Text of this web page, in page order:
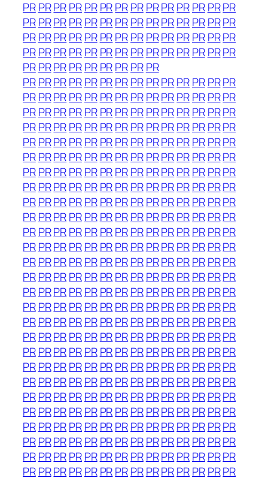
PRPRPRPRPR PRPRPRPRPRPRPR PRPR
PRPRPRPRPR PRPRPRPRPRPRPR PRPR
PRPRPRPRPR PRPRPRPRPRPRPR PRPR
PRPRPRPRPR PRPRPRPRPRPRPR PRPR
PRPRPRPRPR PRPRPRPR
PRPRPRPRPR PRPRPRPRPRPRPR PRPR
PRPRPRPRPR PRPRPRPRPRPRPR PRPR
PRPRPRPRPR PRPRPRPRPRPRPR PRPR
PRPRPRPRPR PRPRPRPRPRPRPR PRPR
PRPRPRPRPR PRPRPRPRPRPRPR PRPR
PRPRPRPRPR PRPRPRPRPRPRPR PRPR
PRPRPRPRPR PRPRPRPRPRPRPR PRPR
PRPRPRPRPR PRPRPRPRPRPRPR PRPR
PRPRPRPRPR PRPRPRPRPRPRPR PRPR
PRPRPRPRPR PRPRPRPRPRPRPR PRPR
PRPRPRPRPR PRPRPRPRPRPRPR PRPR
PRPRPRPRPR PRPRPRPRPRPRPR PRPR
PRPRPRPRPR PRPRPRPRPRPRPR PRPR
PRPRPRPRPR PRPRPRPRPRPRPR PRPR
PRPRPRPRPR PRPRPRPRPRPRPR PRPR
PRPRPRPRPR PRPRPRPRPRPRPR PRPR
PRPRPRPRPR PRPRPRPRPRPRPR PRPR
PRPRPRPRPR PRPRPRPRPRPRPR PRPR
PRPRPRPRPR PRPRPRPRPRPRPR PRPR
PRPRPRPRPR PRPRPRPRPRPRPR PRPR
PRPRPRPRPR PRPRPRPRPRPRPR PRPR
PRPRPRPRPR PRPRPRPRPRPRPR PRPR
PRPRPRPRPR PRPRPRPRPRPRPR PRPR
PRPRPRPRPR PRPRPRPRPRPRPR PRPR
PRPRPRPRPR PRPRPRPRPRPRPR PRPR
PRPRPRPRPR PRPRPRPRPRPRPR PRPR
PRPRPRPRPR PRPRPRPRPRPRPR PRPR